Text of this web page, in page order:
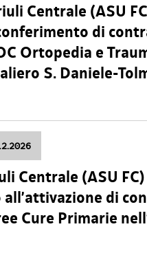
Centrale (ASU
di
Ortopedia e
S. Daniele-
Centrale (ASU FC)
di
Cure Primarie